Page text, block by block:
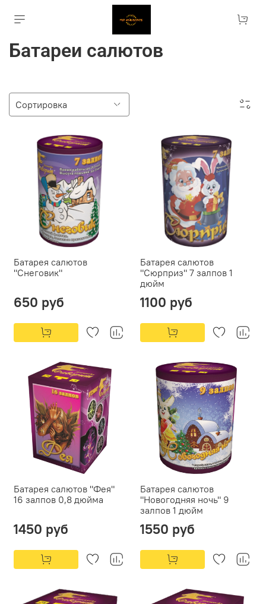
Батареи салютов
Батарея салютов
"Снеговик"
650 руб
Батарея салютов
"Сюрприз" 7 залпов 1
дюйм
1100 руб
Батарея салютов "Фея"
16 залпов 0,8 дюйма
1450 руб
Батарея салютов
"Новогодняя ночь" 9
залпов 1 дюйм
1550 руб